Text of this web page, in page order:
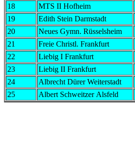
18
MTS II Hofheim
19
Edith Stein Darmstadt
20
Neues Gymn. Rüsselsheim
21
Freie Christl. Frankfurt
22
Liebig I Frankfurt
23
Liebig II Frankfurt
24
Albrecht Dürer Weiterstadt
25
Albert Schweitzer Alsfeld